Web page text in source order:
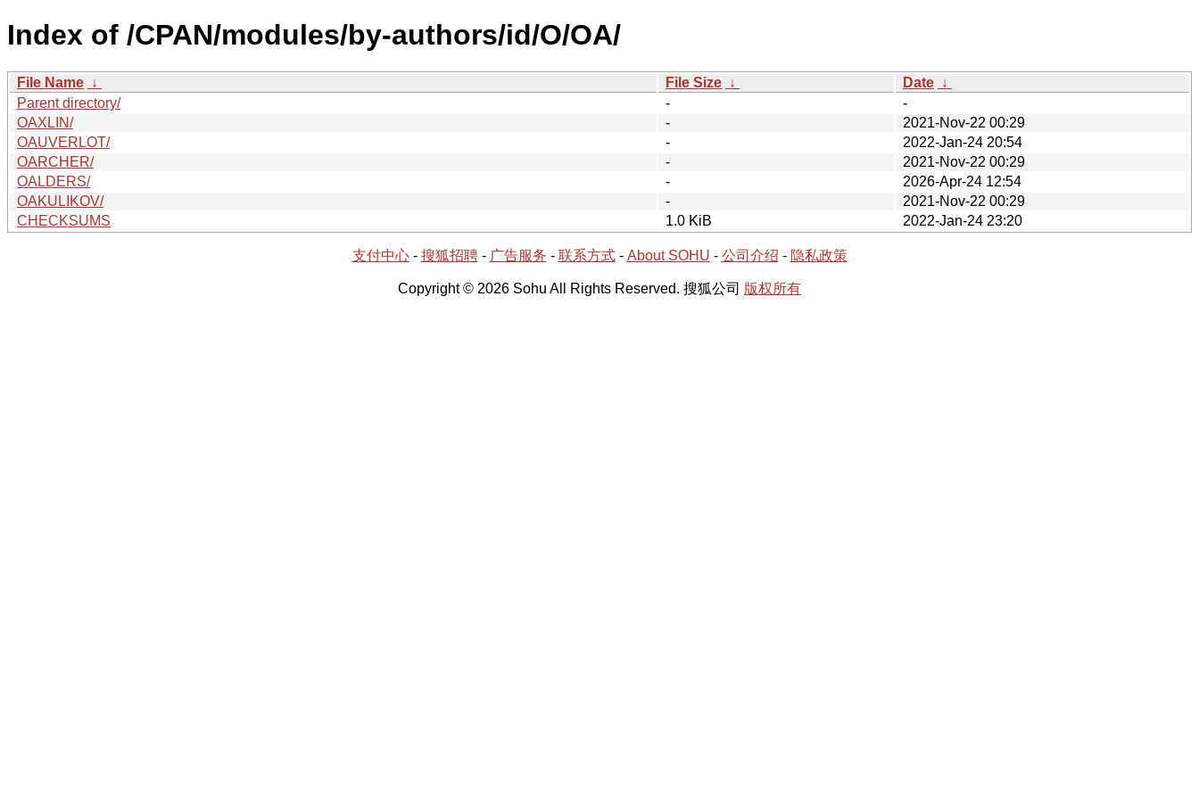
Index of /CPAN/modules/by-authors/id/O/OA/
File Name ↓ File Size ↓ Date ↓
Parent directory/
-
-
OAXLIN/
-
2021-Nov-22 00:29
OAUVERLOT/
-
2022-Jan-24 20:54
OARCHER/
-
2021-Nov-22 00:29
OALDERS/
-
2026-Apr-24 12:54
OAKULIKOV/
-
2021-Nov-22 00:29
CHECKSUMS
1.0 KiB 2022-Jan-24 23:20
支付中心- 搜狐招聘- 广告服务 - 联系方式- About SOHU - 公司介绍 - 隐私政策
Copyright © 2026 Sohu All Rights Reserved. 搜狐公司 版权所有